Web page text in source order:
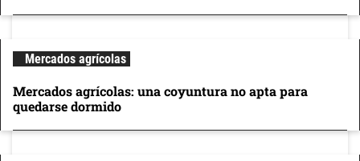
Mercados agrícolas
Mercados agrícolas: una coyuntura no apta para
quedarse dormido